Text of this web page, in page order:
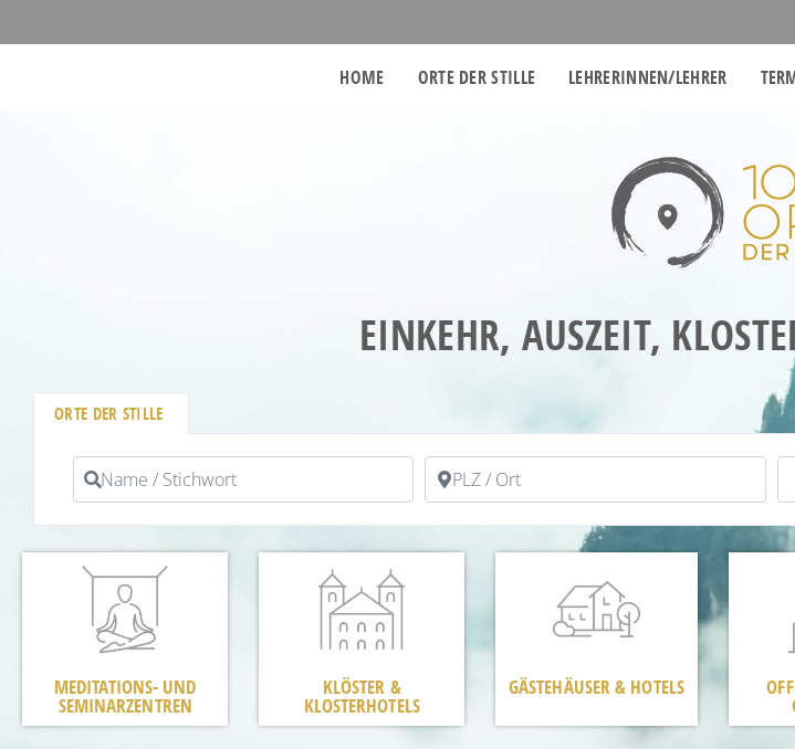
HOME ORTE DER STILLE LEHRERINNEN/LEHRER
EINKEHR, AUSZEIT,
ORTE DER STILLE
Name / Stichwort PLZ / Ort
MEDITATIONS- UND
SEMINARZENTREN
KLÖSTER &
KLOSTERHOTELS
GÄSTEHÄUSER & HOTELS